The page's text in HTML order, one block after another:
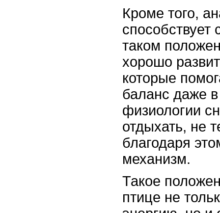
Кроме того,
способствует
таком
хорошо
которые
баланс даже
физиологии
отдыхать, не
благодаря
механизм.
Такое
птице не